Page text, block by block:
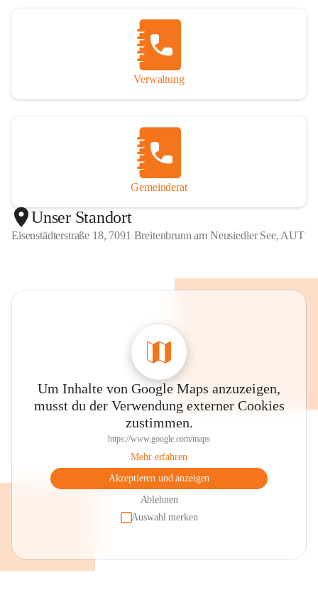
Verwaltung
Gemeinderat
Unser Standort
Eisenstädterstraße 18, 7091 Breitenbrunn am Neusiedler See, AUT
Um Inhalte von Google Maps anzuzeigen,
musst du der Verwendung externer Cookies
zustimmen.
https://www.google.com/maps
Mehr erfahren
Akzeptieren und anzeigen
Ablehnen
Auswahl merken